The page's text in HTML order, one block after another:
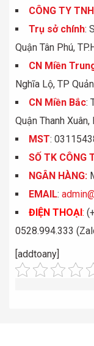
CÔNG TY
Trụ sở chính:
Quận Tân Phú,
CN Miền
Nghĩa Lộ, TP
CN Miền Bắc:
Quận Thanh Xuân,
MST:
SỐ TK CÔNG
NGÂN HÀNG:
EMAIL:
ĐIỆN THOẠI:
0528.994.333
[addtoany]